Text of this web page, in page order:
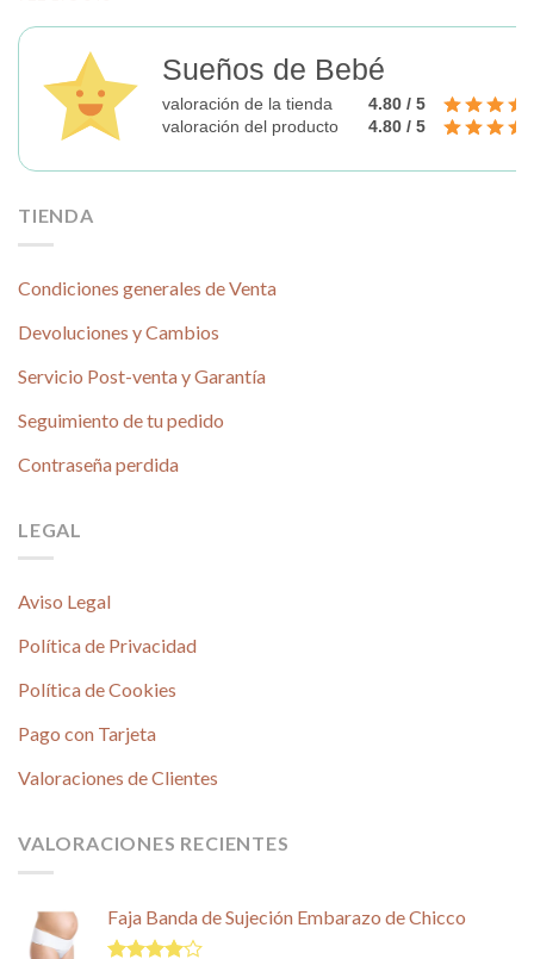
Sueños de Bebé
valoración de la tienda
4.80 / 5
valoración del producto
4.80 / 5
TIENDA
Condiciones generales de Venta
Devoluciones y Cambios
Servicio Post-venta y Garantía
Seguimiento de tu pedido
Contraseña perdida
LEGAL
Aviso Legal
Política de Privacidad
Política de Cookies
Pago con Tarjeta
Valoraciones de Clientes
VALORACIONES RECIENTES
Faja Banda de Sujeción Embarazo de Chicco